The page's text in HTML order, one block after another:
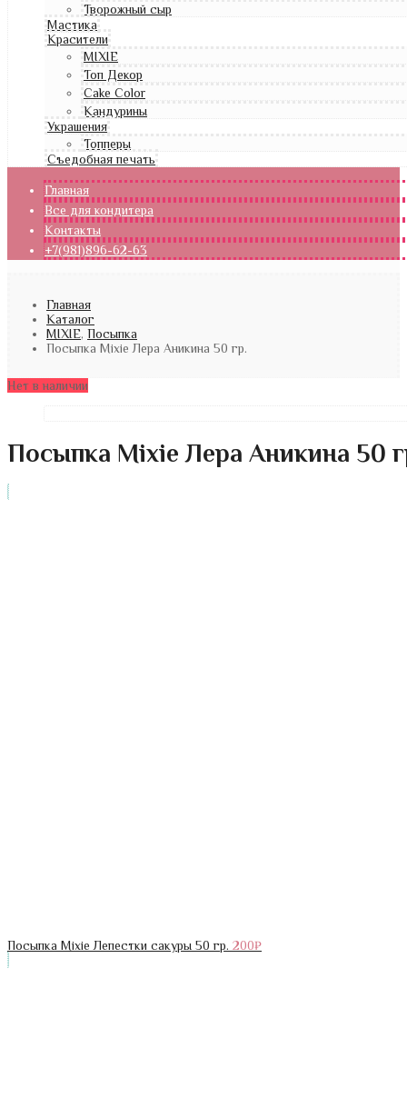
Творожный сыр
Мастика
Красители
MIXIE
Топ Декор
Cake Color
Кандурины
Украшения
Топперы
Съедобная печать
Главная
Все для кондитера
Контакты
+7(981)896-62-63
Главная
Каталог
MIXIE, Посыпка
Посыпка Mixie Лера Аникина 50 гр.
Нет в наличии
Посыпка Mixie Лера Аникина 50
Посыпка Mixie Лепестки сакуры 50 гр. 200₽